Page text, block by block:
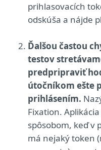
prihlasovacích
odskúša a nájde
Ďalšou častou
testov
predpripraviť
útočníkom ešte
prihlásením.
Fixation.
spôsobom, keď v
má nejaký token